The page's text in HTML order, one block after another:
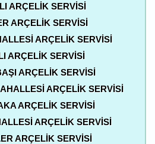
ARÇELIK SERVISI
ARÇELIK SERVISI
ARÇELIK SERVISI
ARÇELIK SERVISI
ARÇELIK SERVISI
ARÇELIK SERVISI
ARÇELIK SERVISI
ARÇELIK SERVISI
ARÇELIK SERVISI